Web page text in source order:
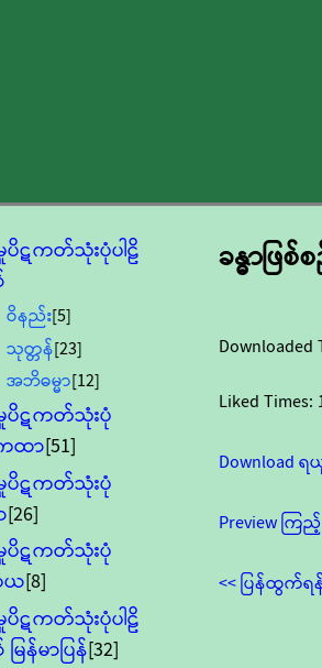
ပိဋကတ်သုံးပုံပါဠိ
ဝိနည်း[5]
သုတ္တန်[23]
အဘိဓမ္မာ[12]
ပိဋကတ်သုံးပုံ
ထာ[51]
ပိဋကတ်သုံးပုံ
[26]
ပိဋကတ်သုံးပုံ
[8]
ပိဋကတ်သုံးပုံပါဠိ
ြန်မာပြန်[32]
ခန္ဓာဖြ
Downloaded
Liked Times:
Download
Preview ကြ
<< ပြန်ထွက်ရ